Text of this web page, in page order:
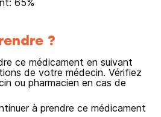
65%
?
ce médicament en suivant
de votre médecin. Vérifiez
ou pharmacien en cas de
à prendre ce médicament